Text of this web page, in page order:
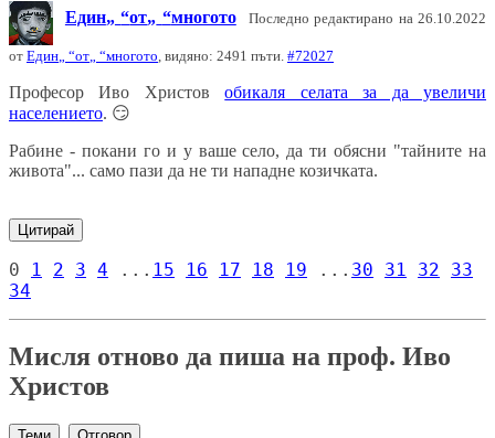
Един от многото Последно редактирано на 26.10.2022
от Един от многото , видяно: 2491 пъти. #72027
Професор Иво Христовобикаля селата за да увеличи
населението. 😏
Рабине - покани го и у ваше село, да ти обясни "тайните на
живота"... само пази да не ти нападне козичката.
Цитирай
0 1 2 3 4 ... 15 16 17 18 19 ... 30 31 32
33
34
Мисля отново да пиша на проф. Иво
Христов